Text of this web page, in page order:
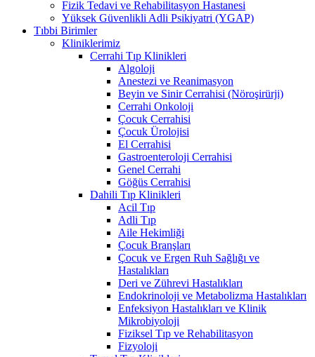
Fizik Tedavi ve Rehabilitasyon Hastanesi
Yüksek Güvenlikli Adli Psikiyatri (YGAP)
Tıbbi Birimler
Kliniklerimiz
Cerrahi Tıp Klinikleri
Algoloji
Anestezi ve Reanimasyon
Beyin ve Sinir Cerrahisi (Nöroşirürji)
Cerrahi Onkoloji
Çocuk Cerrahisi
Çocuk Ürolojisi
El Cerrahisi
Gastroenteroloji Cerrahisi
Genel Cerrahi
Göğüs Cerrahisi
Dahili Tıp Klinikleri
Acil Tıp
Adli Tıp
Aile Hekimliği
Çocuk Branşları
Çocuk ve Ergen Ruh Sağlığı ve
Hastalıkları
Deri ve Zührevi Hastalıkları
Endokrinoloji ve Metabolizma Hastalıkları
Enfeksiyon Hastalıkları ve Klinik
Mikrobiyoloji
Fiziksel Tıp ve Rehabilitasyon
Fizyoloji